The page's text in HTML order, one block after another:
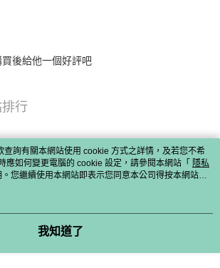
後給他一個好評吧
行
查詢有關本網站使用 cookie 方式之詳情，及若您不希
應如何變更電腦的 cookie 設定，請參閱本網站「 隱私
。您繼續使用本網站即表示您同意本公司得按本網站使
cookie。
我知道了